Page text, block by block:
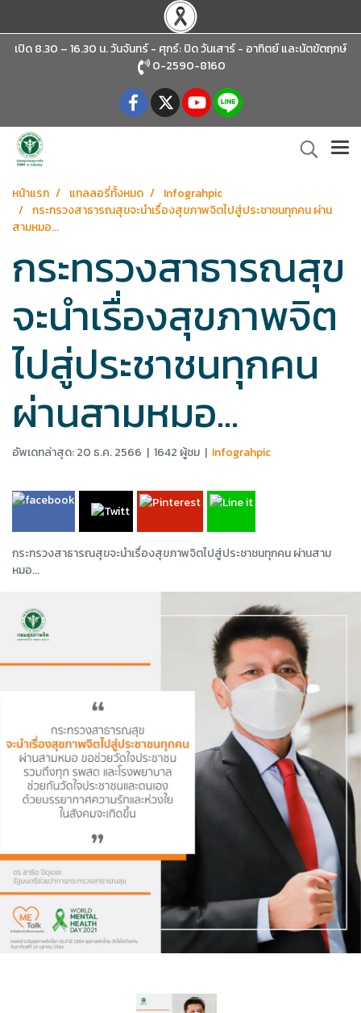
เปิด 8.30 – 16.30 น. วันจันทร์ - ศุกร์: ปิด วันเสาร์ - อาทิตย์และนัตขัตฤกษ์
0-2590-8160
หน้าแรก แกลลอรี่ทั้งหมด
Infograhpic
กระทรวงสาธารณสุขจะนำเรื่องสุขภาพจิตไปสู่ประชาชนทุกคน ผ่าน
สามหมอ...
กระทรวงสาธารณสุข
จะนำเรื่องสุขภาพจิต
ไปสู่ประชาชนทุกคน
ผ่านสามหมอ...
อัพเดทล่าสุด: 20 ธ.ค. 2566 | 1642 ผู้ชม | Infograhpic
กระทรวงสาธารณสุขจะนำเรื่องสุขภาพจิตไปสู่ประชาชนทุกคน ผ่านสาม
หมอ...